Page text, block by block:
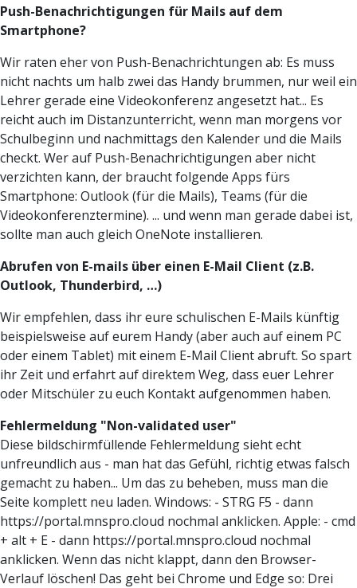
Push-Benachrichtigungen für Mails auf dem
Smartphone?
Wir raten eher von Push-Benachrichtungen ab: Es muss
nicht nachts um halb zwei das Handy brummen, nur weil ein
Lehrer gerade eine Videokonferenz angesetzt hat... Es
reicht auch im Distanzunterricht, wenn man morgens vor
Schulbeginn und nachmittags den Kalender und die Mails
checkt. Wer auf Push-Benachrichtigungen aber nicht
verzichten kann, der braucht folgende Apps fürs
Smartphone: Outlook (für die Mails), Teams (für die
Videokonferenztermine). ... und wenn man gerade dabei ist,
sollte man auch gleich OneNote installieren.
Abrufen von E-mails über einen E-Mail Client (z.B.
Outlook, Thunderbird, …)
Wir empfehlen, dass ihr eure schulischen E-Mails künftig
beispielsweise auf eurem Handy (aber auch auf einem PC
oder einem Tablet) mit einem E-Mail Client abruft. So spart
ihr Zeit und erfahrt auf direktem Weg, dass euer Lehrer
oder Mitschüler zu euch Kontakt aufgenommen haben.
Fehlermeldung "Non-validated user"
Diese bildschirmfüllende Fehlermeldung sieht echt
unfreundlich aus - man hat das Gefühl, richtig etwas falsch
gemacht zu haben... Um das zu beheben, muss man die
Seite komplett neu laden. Windows: - STRG F5 - dann
https://portal.mnspro.cloud nochmal anklicken. Apple: - cmd
+ alt + E - dann https://portal.mnspro.cloud nochmal
anklicken. Wenn das nicht klappt, dann den Browser-
Verlauf löschen! Das geht bei Chrome und Edge so: Drei